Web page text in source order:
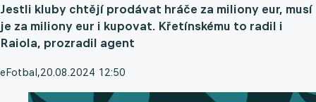
Jestli kluby chtějí prodávat hráče za miliony eur, musí
je za miliony eur i kupovat. Křetínskému to radil i
Raiola, prozradil agent
eFotbal,20.08.2024 12:50